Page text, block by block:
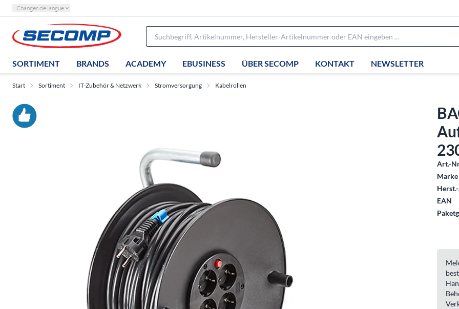
Changer de langue
SORTIMENT BRANDS ACADEMY EBUSINESS ÜBER SECOMP KONTAKT NEWSLETTER
Start Sortiment IT-Zubehör & Netzwerk Stromversorgung Kabelrollen
Art.-
EAN